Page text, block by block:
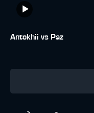
Antokhii vs Paz